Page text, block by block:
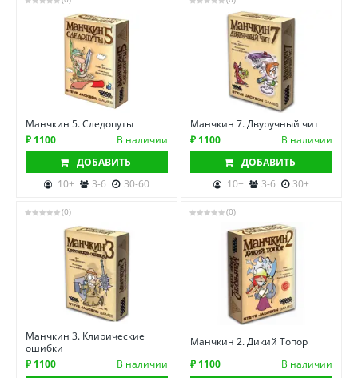
Манчкин 5. Следопуты
₽ 1100
В наличии
ДОБАВИТЬ
10+
3-6 30-60
Манчкин 7. Двуручный чит
₽ 1100
В наличии
ДОБАВИТЬ
10+
3-6 30+
(0)
Манчкин 3. Клирические
ошибки
₽ 1100
В наличии
(0)
Манчкин 2. Дикий Топор
₽ 1100
В наличии